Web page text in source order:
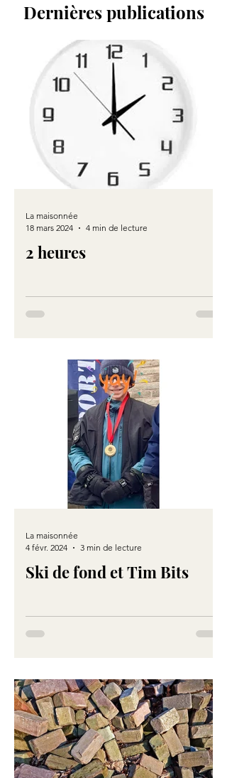
Dernières publications
2 heures
La maisonnée
18 mars 2024
4 min de lecture
Ski de fond et Tim Bits
La maisonnée
4 févr. 2024
3 min de lecture